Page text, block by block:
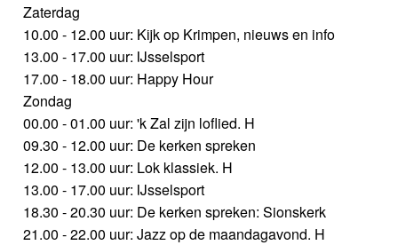
Zaterdag
10.00 - 12.00 uur: Kijk op Krimpen, nieuws en info
13.00 - 17.00 uur: IJsselsport
17.00 - 18.00 uur: Happy Hour
Zondag
00.00 - 01.00 uur: 'k Zal zijn loflied. H
09.30 - 12.00 uur: De kerken spreken
12.00 - 13.00 uur: Lok klassiek. H
13.00 - 17.00 uur: IJsselsport
18.30 - 20.30 uur: De kerken spreken: Sionskerk
21.00 - 22.00 uur: Jazz op de maandagavond. H